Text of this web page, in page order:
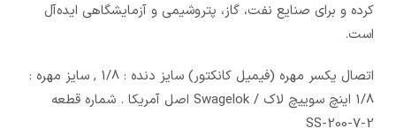
کرده و برای صنایع نفت، گاز، پتروشیمی و آزمایشگاهی ایده‌آل
است.
اتصال یکسر مهره (فیمیل کانکتور) سایز دنده : 1/8 , سایز مهره :
1/8 اینچ سوییچ لاک / Swagelok اصل آمریکا . شماره قطعه
SS-200-7-2